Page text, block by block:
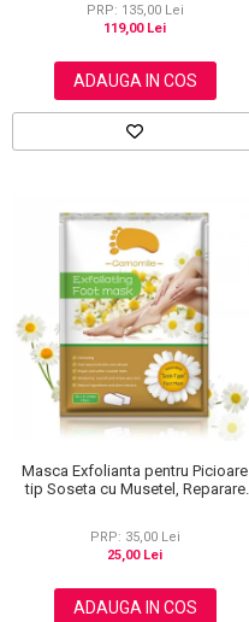
PRP: 135,00 Lei
119,00 Lei
ADAUGA IN COS
Masca Exfolianta pentru Picioare
tip Soseta cu Musetel, Reparare
PRP: 35,00 Lei
25,00 Lei
ADAUGA IN COS